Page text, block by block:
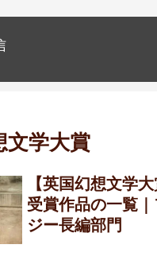
文学大賞
【英国幻想文学
受賞作品の一覧
ジー長編部門